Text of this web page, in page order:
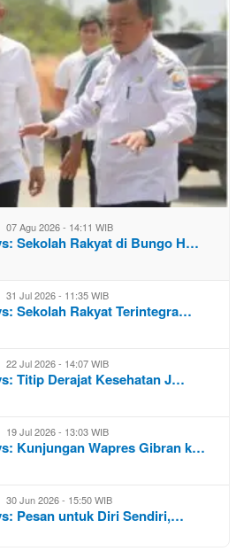
07 Agu 2026 - 14:11 WIB
Sekolah Rakyat di Bungo H…
31 Jul 2026 - 11:35 WIB
Sekolah Rakyat Terintegra…
22 Jul 2026 - 14:07 WIB
Titip Derajat Kesehatan J…
19 Jul 2026 - 13:03 WIB
Kunjungan Wapres Gibran k…
30 Jun 2026 - 15:50 WIB
Pesan untuk Diri Sendiri,…